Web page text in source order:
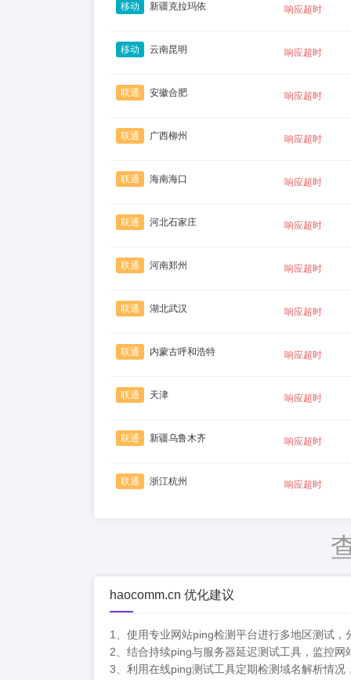
移动 新疆克拉玛依 响应超时
移动 云南昆明 响应超时
联通 安徽合肥 响应超时
联通 广西柳州 响应超时
联通 海南海口 响应超时
联通 河北石家庄 响应超时
联通 河南郑州 响应超时
联通 湖北武汉 响应超时
联通 内蒙古呼和浩特 响应超时
联通 天津 响应超时
联通 新疆乌鲁木齐 响应超时
联通 浙江杭州 响应超时
haocomm.cn 优化建议
1、使用专业网站ping检测平台进行多地区测试
2、结合持续ping与服务器延迟测试工具，监控
3、利用在线ping测试工具定期检测域名解析情